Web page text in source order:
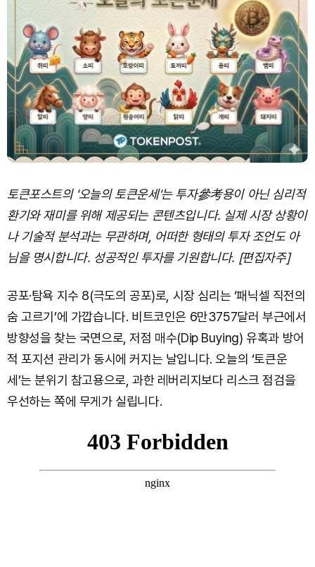
토큰포스트의 '오늘의 토큰운세'는 투자參考용이 아닌 심리적
환기와 재미를 위해 제공되는 콘텐츠입니다. 실제 시장 상황이
나 기술적 분석과는 무관하며, 어떠한 형태의 투자 조언도 아
님을 명시합니다. 성공적인 투자를 기원합니다. [편집자주]
공포·탐욕 지수 8(극도의 공포)로, 시장 심리는 ‘패닉셀 직전의
숨 고르기’에 가깝습니다. 비트코인은 6만3757달러 부근에서
방향성을 찾는 국면으로, 저점 매수(Dip Buying) 유혹과 방어
적 포지션 관리가 동시에 커지는 날입니다. 오늘의 ‘토큰운
세’는 분위기 참고용으로, 과한 레버리지보다 리스크 점검을
우선하는 쪽에 무게가 실립니다.